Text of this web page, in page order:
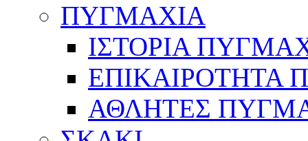
ΠΥΓΜΑΧΙΑ
ΙΣΤΟΡΙΑ
ΕΠΙΚΑΙΡΟΤΗΤΑ
ΑΘΛΗΤΕΣ